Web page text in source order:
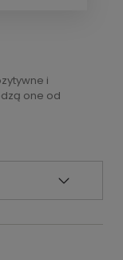
i
one od